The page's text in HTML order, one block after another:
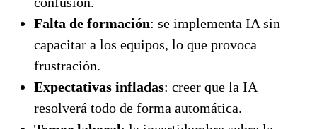
Falta de formación: se implementa IA sin
capacitar a los equipos, lo que provoca
frustración.
Expectativas infladas: creer que la IA
resolverá todo de forma automática.